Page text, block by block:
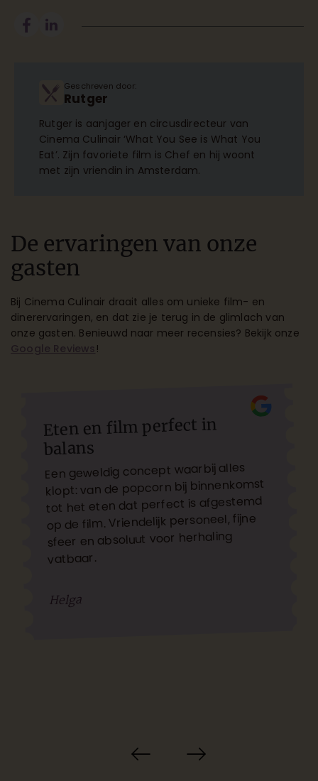
Geschreven door:
Rutger
Rutger is aanjager en circusdirecteur van
Cinema Culinair ‘What You See is What You
Eat’. Zijn favoriete film is Chef en hij woont
met zijn vriendin in Amsterdam.
De ervaringen van onze
gasten
Bij Cinema Culinair draait alles om unieke film- en
dinerervaringen, en dat zie je terug in de glimlach van
onze gasten. Benieuwd naar meer recensies? Bekijk onze
Google Reviews !
Eten en film perfect in
balans
Een geweldig concept waarbij alles
klopt: van de popcorn bij binnenkomst
tot het eten dat perfect is afgestemd
op de film. Vriendelijk personeel, fijne
sfeer en absoluut voor herhaling
vatbaar.
Helga